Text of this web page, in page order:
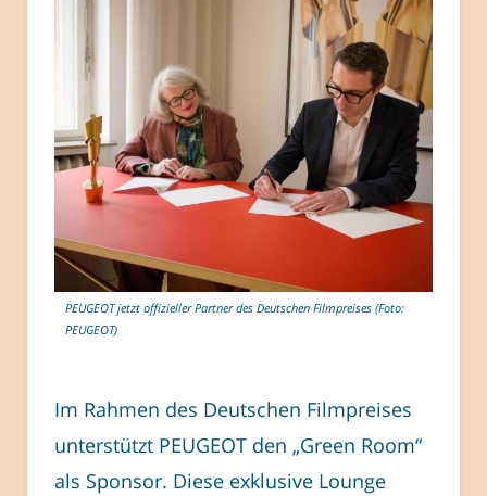
PEUGEOT jetzt offizieller Partner des Deutschen Filmpreises (Foto:
PEUGEOT)
Im Rahmen des Deutschen Filmpreises
unterstützt PEUGEOT den „Green Room“
als Sponsor. Diese exklusive Lounge